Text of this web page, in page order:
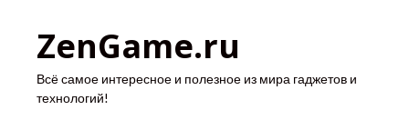
ZenGame.ru
Всё самое интересное и полезное из мира гаджетов и
технологий!